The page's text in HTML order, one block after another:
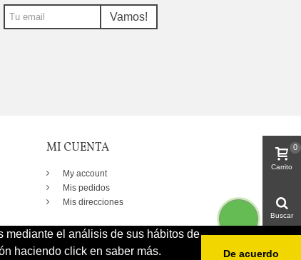
mediante el análisis de sus hábitos de
haciendo click en saber más.
De acuerdo
Vamos!
MI CUENTA
My account
Mis pedidos
Mis direcciones
Carrito
0
Buscar